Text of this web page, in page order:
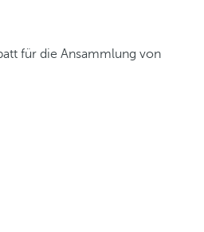
für die Ansammlung von